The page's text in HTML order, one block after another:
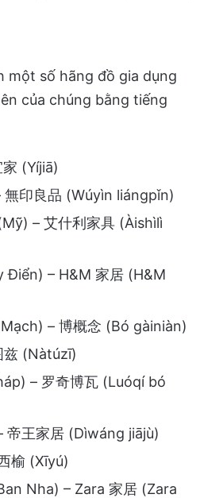
một số hãng đồ gia dụng
của chúng bằng tiếng
(Yíjiā)
印良品 (Wúyìn liángpǐn)
– 艾什利家具 (Àishìlì
Điển) – H&M 家居 (H&M
– 博概念 (Bó gàiniàn)
兹 (Nàtúzī)
– 罗奇博瓦 (Luóqí bó
王家居 (Dìwáng jiājù)
榆 (Xīyú)
Nha) – Zara 家居 (Zara